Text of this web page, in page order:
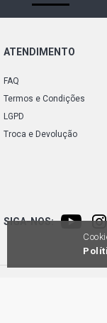
ATENDIMENTO
FAQ
Termos e Condições
LGPD
Troca e Devolução
SIGA-NOS: